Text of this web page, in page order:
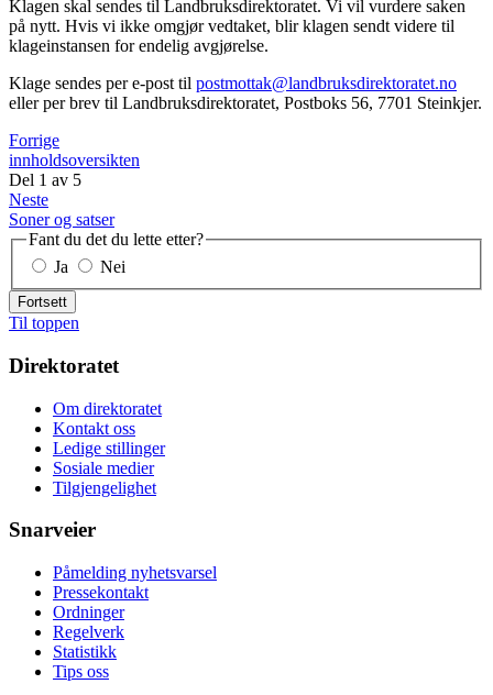
Klagen skal sendes til Landbruksdirektoratet. Vi vil vurdere saken
på nytt. Hvis vi ikke omgjør vedtaket, blir klagen sendt videre til
klageinstansen for endelig avgjørelse.
Klage sendes per e-post til postmottak@landbruksdirektoratet.no
eller per brev til Landbruksdirektoratet, Postboks 56, 7701 Steinkjer.
Forrige
innholdsoversikten
Del 1 av 5
Neste
Soner og satser
Fant du det du lette etter?
Ja
Nei
Fortsett
Til toppen
Direktoratet
Om direktoratet
Kontakt oss
Ledige stillinger
Sosiale medier
Tilgjengelighet
Snarveier
Påmelding nyhetsvarsel
Pressekontakt
Ordninger
Regelverk
Statistikk
Tips oss